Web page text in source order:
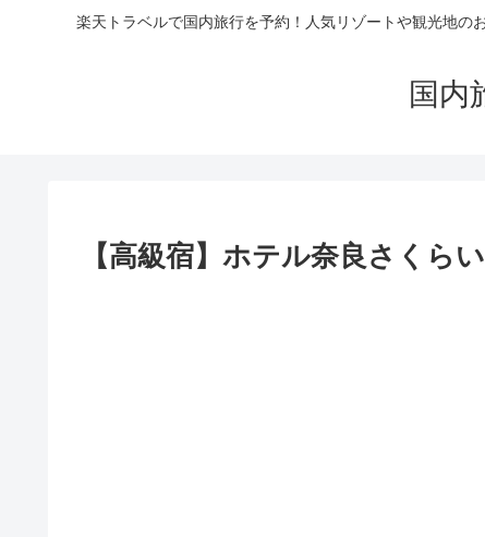
楽天トラベルで国内旅行を予約！人気リゾートや観光地の
国内
【高級宿】ホテル奈良さくら